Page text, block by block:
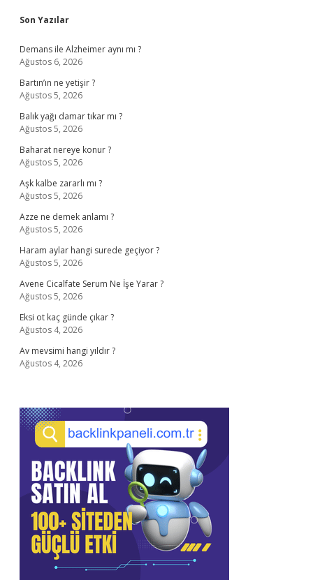
Sidebar
Son Yazılar
Demans ile Alzheimer aynı mı ?
Ağustos 6, 2026
Bartın’ın ne yetişir ?
Ağustos 5, 2026
Balık yağı damar tıkar mı ?
Ağustos 5, 2026
Baharat nereye konur ?
Ağustos 5, 2026
Aşk kalbe zararlı mı ?
Ağustos 5, 2026
Azze ne demek anlamı ?
Ağustos 5, 2026
Haram aylar hangi surede geçiyor ?
Ağustos 5, 2026
Avene Cicalfate Serum Ne İşe Yarar ?
Ağustos 5, 2026
Eksi ot kaç günde çıkar ?
Ağustos 4, 2026
Av mevsimi hangi yıldır ?
Ağustos 4, 2026